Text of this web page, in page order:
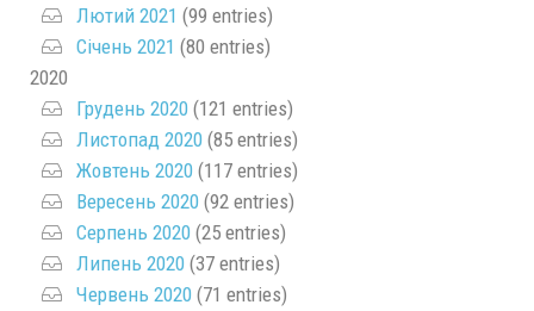
Лютий 2021 (99 entries)
Січень 2021 (80 entries)
2020
Грудень 2020 (121 entries)
Листопад 2020 (85 entries)
Жовтень 2020 (117 entries)
Вересень 2020 (92 entries)
Серпень 2020 (25 entries)
Липень 2020 (37 entries)
Червень 2020 (71 entries)